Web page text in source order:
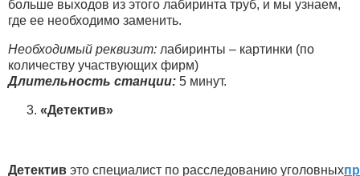
больше выходов из этого лабиринта труб, и мы узнаем,
где ее необходимо заменить.
Необходимый реквизит: лабиринты – картинки (по
количеству участвующих фирм)
Длительность станции: 5 минут.
«Детектив»
Детектив это специалист по расследованию уголовных